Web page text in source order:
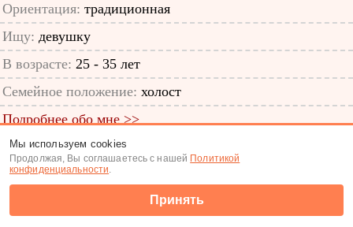
Ориентация: традиционная
Ищу: девушку
В возрасте: 25 - 35 лет
Семейное положение: холост
Подробнее обо мне >>
ID анкеты: 12421405
Знакомства|Поиск анкет
Мы используем cookies
Продолжая, Вы соглашаетесь с нашей Политикой
конфиденциальности.
Принять